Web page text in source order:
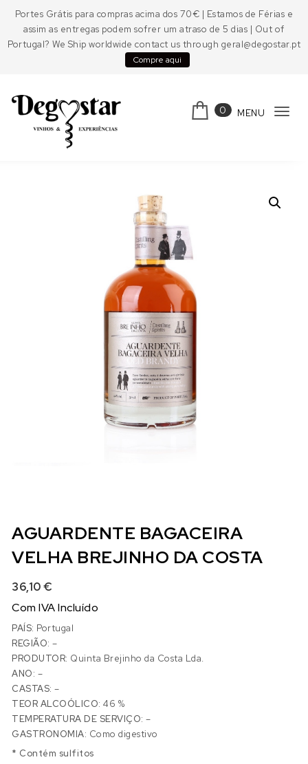
Portes Grátis para compras acima dos 70€ | Estamos de Férias e
assim as entregas podem sofrer um atraso de 5 dias | Out of
Portugal? We Ship worldwide contact us through geral@degostar.pt
Compre aqui
0 MENU
AGUARDENTE BAGACEIRA
VELHA BREJINHO DA COSTA
36,10€
Com IVA Incluído
PAÍS: Portugal
REGIÃO: –
PRODUTOR: Quinta Brejinho da Costa Lda.
ANO: –
CASTAS: –
TEOR ALCOÓLICO:46 %
TEMPERATURA DE SERVIÇO: –
GASTRONOMIA: Como digestivo
* Contém sulfitos